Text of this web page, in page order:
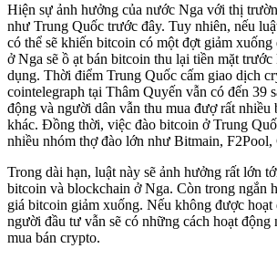
Hiện sự ảnh hưởng của nước Nga với thị
như Trung Quốc trước đây. Tuy nhiên, nếu
có thể sẽ khiến bitcoin có một đợt giảm
ở Nga sẽ ồ ạt bán bitcoin thu lại tiền mặt
dụng. Thời điểm Trung Quốc cấm giao dịch
cointelegraph tại Thâm Quyến vẫn có đến 39
động và người dân vẫn thu mua đượ rất nhiều
khác. Đồng thời, việc đào bitcoin ở Trung
nhiều nhóm thợ đào lớn như Bitmain, F2Pool,
Trong dài hạn, luật này sẽ ảnh hưởng rất lớn
bitcoin và blockchain ở Nga. Còn trong ngắn
giá bitcoin giảm xuống. Nếu không được
người đầu tư vẫn sẽ có những cách hoạt động
mua bán crypto.